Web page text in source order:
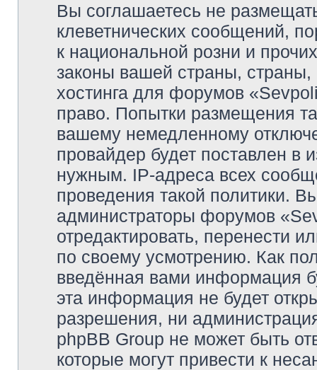
Вы соглашаетесь не
клеветнических сообщений,
к национальной розни и
законы вашей страны, страны,
хостинга для форумов
право. Попытки размещения
вашему немедленному
провайдер будет поставлен в
нужным. IP-адреса всех
проведения такой политики.
администраторы форумов
отредактировать, перенести
по своему усмотрению. Как
введённая вами информация
эта информация не будет
разрешения, ни
phpBB Group не может быть
которые могут привести к